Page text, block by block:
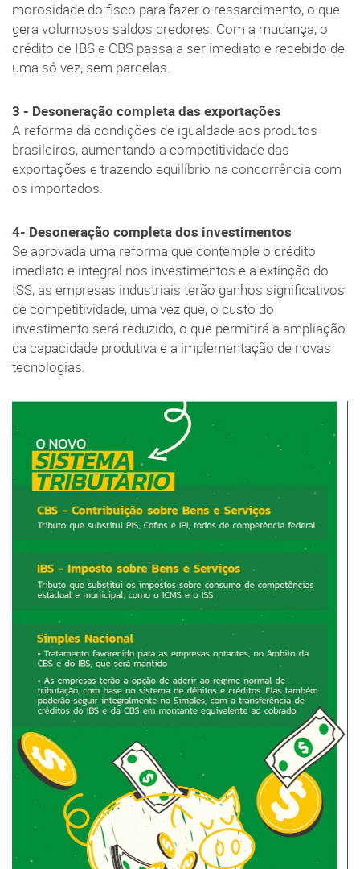
morosidade do fisco para fazer o ressarcimento, o que
gera volumosos saldos credores. Com a mudança, o
crédito de IBS e CBS passa a ser imediato e recebido de
uma só vez, sem parcelas.
3 - Desoneração completa das exportações
A reforma dá condições de igualdade aos produtos
brasileiros, aumentando a competitividade das
exportações e trazendo equilíbrio na concorrência com
os importados.
4- Desoneração completa dos investimentos
Se aprovada uma reforma que contemple o crédito
imediato e integral nos investimentos e a extinção do
ISS, as empresas industriais terão ganhos significativos
de competitividade, uma vez que, o custo do
investimento será reduzido, o que permitirá a ampliação
da capacidade produtiva e a implementação de novas
tecnologias.